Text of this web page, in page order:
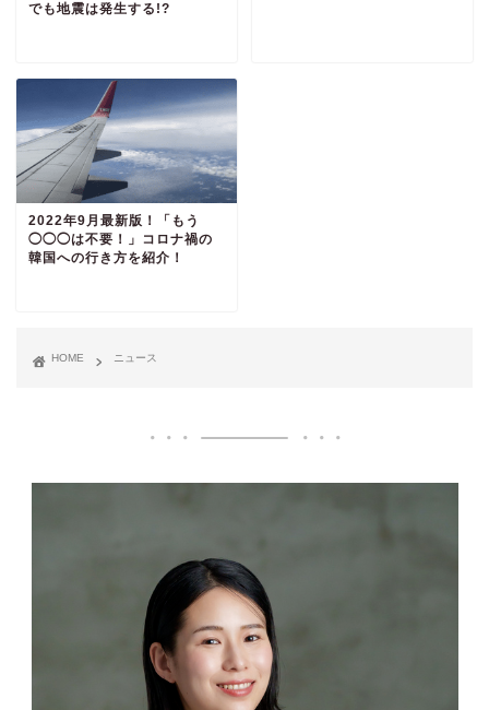
でも地震は発生する!?
2022年9月最新版！「もう
◯◯◯は不要！」コロナ禍の
韓国への行き方を紹介！
HOME ニュース